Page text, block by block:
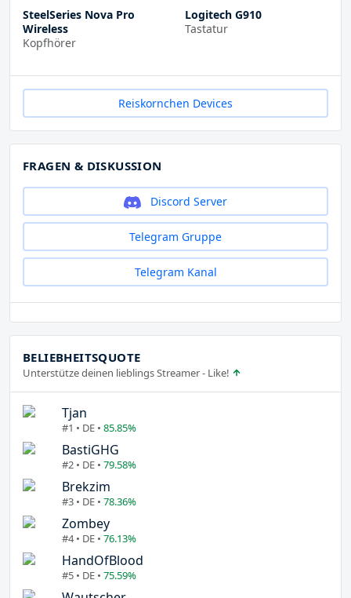
SteelSeries Nova Pro
Wireless
Kopfhörer
Logitech G910
Tastatur
Reiskornchen Devices
FRAGEN & DISKUSSION
Discord Server
Telegram Gruppe
Telegram Kanal
BELIEBHEITSQUOTE
Unterstütze deinen lieblings Streamer - Like!
Tjan
#1 • DE • 85.85%
BastiGHG
#2 • DE • 79.58%
Brekzim
#3 • DE • 78.36%
Zombey
#4 • DE • 76.13%
HandOfBlood
#5 • DE • 75.59%